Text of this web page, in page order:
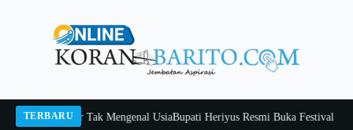
TERBARU
Itah, Belajar Tak Mengenal Usia Bupati Heriyus Resmi Buka Festival